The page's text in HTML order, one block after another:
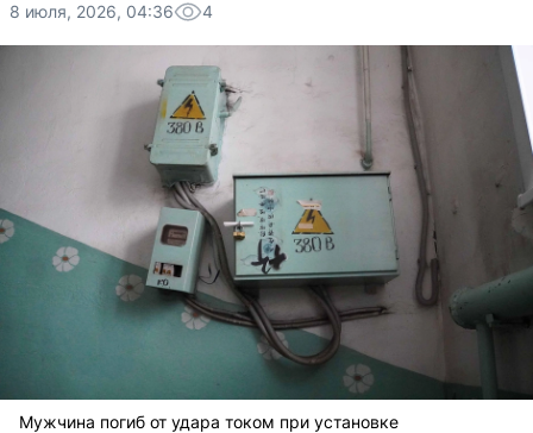
8 июля, 2026, 04:36 4
Мужчина погиб от удара током при установке